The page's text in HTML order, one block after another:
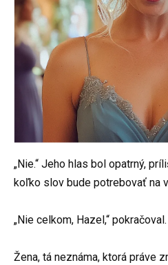
„Nie.“ Jeho hlas bol opatrný,
koľko slov bude potrebovať na
„Nie celkom, Hazel,“ pokračoval.
Žena, tá neznáma, ktorá práve